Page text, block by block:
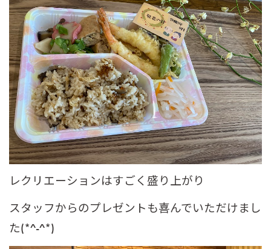
レクリエーションはすごく盛り上がり
スタッフからのプレゼントも喜んでいただけまし
た(*^-^*)